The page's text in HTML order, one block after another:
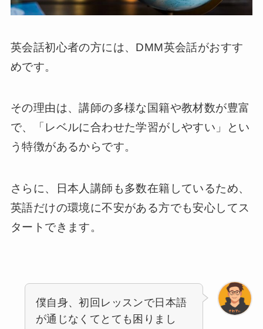
英会話初心者の方には、DMM英会話がおすす
めです。
その理由は、講師の多様な国籍や教材数が豊富
で、「レベルに合わせた学習がしやすい」とい
う特徴があるからです。
さらに、日本人講師も多数在籍しているため、
英語だけの環境に不安がある方でも安心してス
タートできます。
僕自身、初回レッスンで日本語
が通じなくてとても困りまし